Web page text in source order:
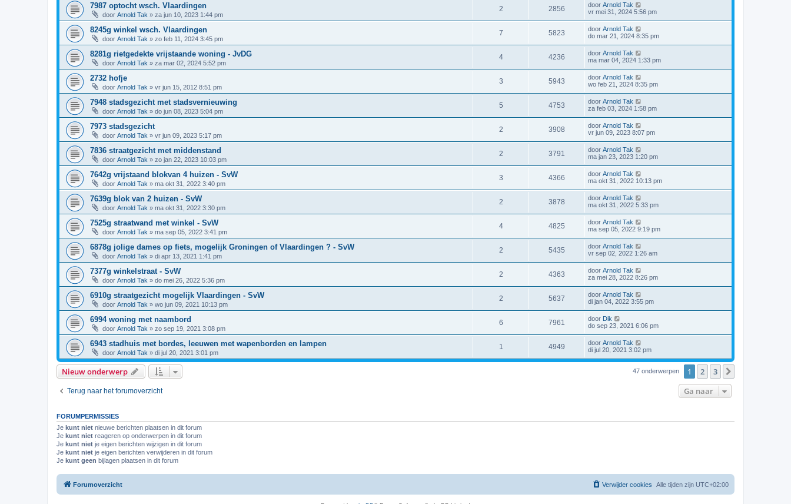
7987 optocht wsch. Vlaardingen
door Arnold Tak » za jun 10, 2023 1:44 pm
2 2856 door Arnold Tak
vr mei 31, 2024 5:56 pm
8245g winkel wsch. Vlaardingen
door Arnold Tak » zo feb 11, 2024 3:45 pm
7 5823 door Arnold Tak
do mar 21, 2024 8:35 pm
8281g rietgedekte vrijstaande woning - JvDG
door Arnold Tak » za mar 02, 2024 5:52 pm
4 4236 door Arnold Tak
ma mar 04, 2024 1:33 pm
2732 hofje
door Arnold Tak » vr jun 15, 2012 8:51 pm
3 5943 door Arnold Tak
wo feb 21, 2024 8:35 pm
7948 stadsgezicht met stadsvernieuwing
door Arnold Tak » do jun 08, 2023 5:04 pm
5 4753 door Arnold Tak
za feb 03, 2024 1:58 pm
7973 stadsgezicht
door Arnold Tak » vr jun 09, 2023 5:17 pm
2 3908 door Arnold Tak
vr jun 09, 2023 8:07 pm
7836 straatgezicht met middenstand
door Arnold Tak » zo jan 22, 2023 10:03 pm
2 3791 door Arnold Tak
ma jan 23, 2023 1:20 pm
7642g vrijstaand blokvan 4 huizen - SvW
door Arnold Tak » ma okt 31, 2022 3:40 pm
3 4366 door Arnold Tak
ma okt 31, 2022 10:13 pm
7639g blok van 2 huizen - SvW
door Arnold Tak » ma okt 31, 2022 3:30 pm
2 3878 door Arnold Tak
ma okt 31, 2022 5:33 pm
7525g straatwand met winkel - SvW
door Arnold Tak » ma sep 05, 2022 3:41 pm
4 4825 door Arnold Tak
ma sep 05, 2022 9:19 pm
6878g jolige dames op fiets, mogelijk Groningen of Vlaardingen ? - SvW
door Arnold Tak » di apr 13, 2021 1:41 pm
2 5435 door Arnold Tak
vr sep 02, 2022 1:26 am
7377g winkelstraat - SvW
door Arnold Tak » do mei 26, 2022 5:36 pm
2 4363 door Arnold Tak
za mei 28, 2022 8:26 pm
6910g straatgezicht mogelijk Vlaardingen - SvW
door Arnold Tak » wo jun 09, 2021 10:13 pm
2 5637 door Arnold Tak
di jan 04, 2022 3:55 pm
6994 woning met naambord
door Arnold Tak » zo sep 19, 2021 3:08 pm
6 7961 door Dik
do sep 23, 2021 6:06 pm
6943 stadhuis met bordes, leeuwen met wapenborden en lampen
door Arnold Tak » di jul 20, 2021 3:01 pm
1 4949 door Arnold Tak
di jul 20, 2021 3:02 pm
Nieuw onderwerp 47 onderwerpen 1 2 3
Terug naar het forumoverzicht Ga naar
FORUMPERMISSIES
Je kunt niet nieuwe berichten plaatsen in dit forum
Je kunt niet reageren op onderwerpen in dit forum
Je kunt niet je eigen berichten wijzigen in dit forum
Je kunt niet je eigen berichten verwijderen in dit forum
Je kunt geen bijlagen plaatsen in dit forum
Forumoverzicht Alle tijden zijn UTC+02:00
Verwijder cookies